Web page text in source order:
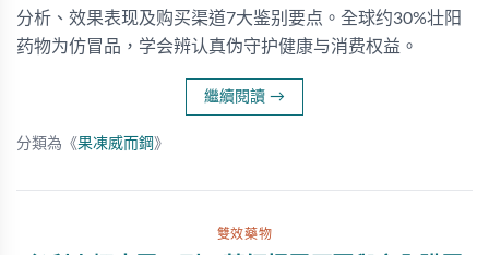
分析、效果表现及购买渠道7大鉴别要点。全球约30%壮阳
药物为仿冒品，学会辨认真伪守护健康与消费权益。
繼續閱讀 →
分類為《果凍威而鋼 》
雙效藥物